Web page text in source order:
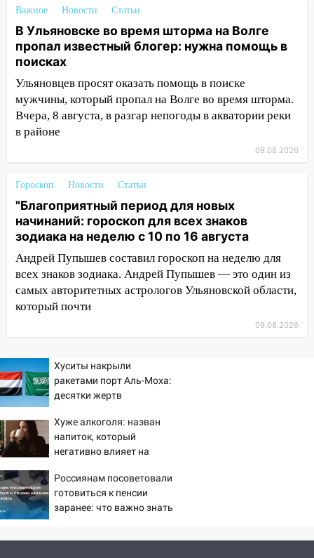
на улице Любови Шевцовой рухнул
светофор
14:14
Студента из Ульяновска обманули
мошенники под видом преподавателя
14:12 Куда жаловаться ульяновцам на
упавшее дерево или затопленную улицу
после непогоды
строящегося дома
13:54 В мэрии Ульяновска рассказали,
как устраняют последствия мощного
шторма
13:49 Стихия продолжает крушить
Ульяновск: дерево рухнуло на дом на
Орджоникидзе
13:47
13:46
Сильный ветер сорвал крышу с
СТО на проспекте Созидателей
13:35
Непогода продолжает бить по
транспорту: в Ульяновске трамвай
сошёл с рельсов
13:22
Упавшие деревья перекрыли
дороги в Ульяновске: фото
13:17
Непогода в Ульяновске не
закончится сегодня: сильные ливни
Важное Новости Статьи
В Ульяновске во время шторма на Волге
пропал известный блогер: нужна помощь в
поисках
Ульяновцев просят оказать помощь в поиске
мужчины, который пропал на Волге во время шторма.
Вчера, 8 августа, в разгар непогоды в акватории реки
в районе
09.08.2026
Гороскоп Новости Статьи
"Благоприятный период для новых
начинаний: гороскоп для всех знаков
зодиака на неделю с 10 по 16 августа
Андрей Пупышев составил гороскоп на неделю для
всех знаков зодиака. Андрей Пупышев — это один из
самых авторитетных астрологов Ульяновской области,
который почти
09.08.2026
Хуситы накрыли
ракетами порт Аль-Моха:
десятки жертв
Хуже алкоголя: назван
напиток, который
негативно влияет на
его каждый день
Россиянам посоветовали
готовиться к пенсии
заранее: что важно знать